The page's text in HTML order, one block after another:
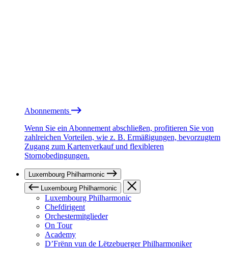
Abonnements
Wenn Sie ein Abonnement abschließen, profitieren Sie von
zahlreichen Vorteilen, wie z. B. Ermäßigungen, bevorzugtem
Zugang zum Kartenverkauf und flexibleren
Stornobedingungen.
Luxembourg Philharmonic
Luxembourg Philharmonic
Luxembourg Philharmonic
Chefdirigent
Orchestermitglieder
On Tour
Academy
D’Frënn vun de Lëtzebuerger Philharmoniker